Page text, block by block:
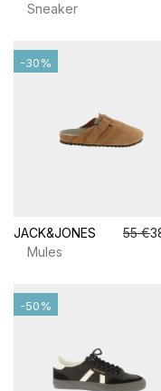
Sneaker
JACK&JONES 55 €
Mules
-30%
-50%